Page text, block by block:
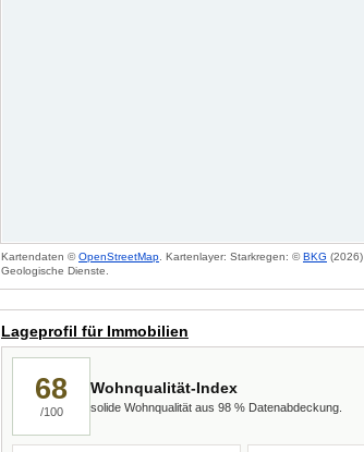
Kartendaten ©OpenStreetMap . Kartenlayer: Starkregen: ©BKG (2026)
Geologische Dienste.
Lageprofil für Immobilien
68
/100
Wohnqualität-Index
solide Wohnqualität aus 98 % Datenabdeckung.